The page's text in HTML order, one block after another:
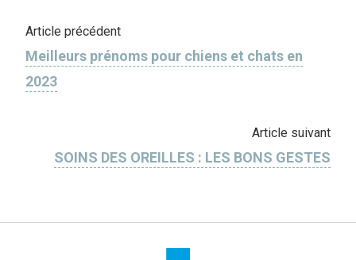
Article précédent
Meilleurs prénoms pour chiens et chats en
2023
Article suivant
SOINS DES OREILLES : LES BONS GESTES